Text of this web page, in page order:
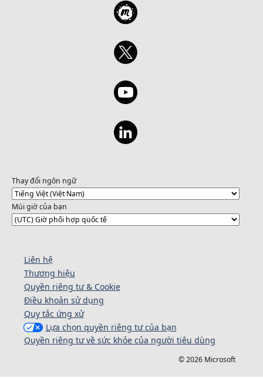
Thay đổi ngôn ngữ
Múi giờ của bạn
Liên hệ
Thương hiệu
Quyền riêng tư & Cookie
Điều khoản sử dụng
Quy tắc ứng xử
Lựa chọn quyền riêng tư của bạn
Quyền riêng tư về sức khỏe của người tiêu dùng
© 2026 Microsoft